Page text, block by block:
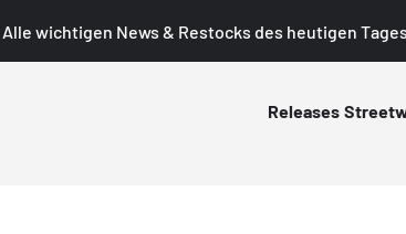
Alle wichtigen News & Restocks des heutigen
Releases